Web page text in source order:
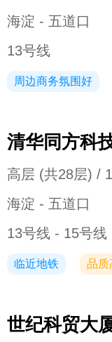
海淀 - 五道口
13号线
周边商务氛围好
清华同方科
高层 (共28层) /
海淀 - 五道口
13号线 - 15号线
临近地铁 品质
世纪科贸大